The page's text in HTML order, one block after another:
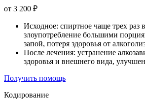
от 3 200 ₽
Исходное: спиртное чаще трех раз
злоупотребление большими
запой, потеря здоровья от
После лечения: устранение
здоровья и внешнего вида,
Получить помощь
Кодирование